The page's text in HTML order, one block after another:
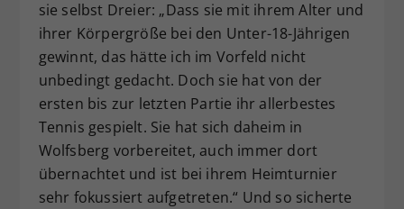
sie selbst Dreier: „Dass sie mit ihrem Alter und
ihrer Körpergröße bei den Unter-18-Jährigen
gewinnt, das hätte ich im Vorfeld nicht
unbedingt gedacht. Doch sie hat von der
ersten bis zur letzten Partie ihr allerbestes
Tennis gespielt. Sie hat sich daheim in
Wolfsberg vorbereitet, auch immer dort
übernachtet und ist bei ihrem Heimturnier
sehr fokussiert aufgetreten.“ Und so sicherte